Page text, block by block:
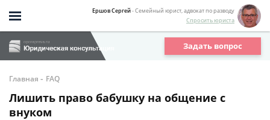
Ершов Сергей- Семейный юрист, адвокат по разводу
Спросить юриста
Задать вопрос
Главная - FAQ
Лишить право бабушку на общение с
внуком